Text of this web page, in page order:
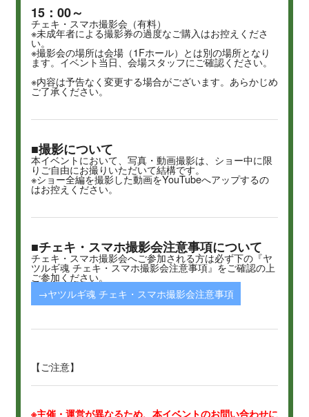
15：00～
チェキ・スマホ撮影会（有料）
※未成年者による撮影券の過度なご購入はお控えくださ
い。
※撮影会の場所は会場（1Fホール）とは別の場所となり
ます。イベント当日、会場スタッフにご確認ください。
※内容は予告なく変更する場合がございます。あらかじめ
ご了承ください。
■撮影について
本イベントにおいて、写真・動画撮影は、ショー中に限
りご自由にお撮りいただいて結構です。
※ショー全編を撮影した動画をYouTubeへアップするの
はお控えください。
■チェキ・スマホ撮影会注意事項について
チェキ・スマホ撮影会へご参加される方は必ず下の『ヤ
ツルギ魂 チェキ・スマホ撮影会注意事項』をご確認の上
ご参加ください。
→ヤツルギ魂 チェキ・スマホ撮影会注意事項
【ご注意】
※主催・運営が異なるため、本イベントのお問い合わせに